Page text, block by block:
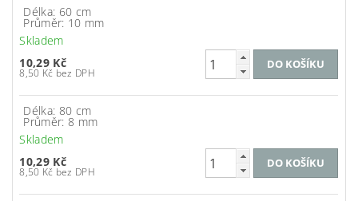
Délka: 60 cm
Průměr: 10 mm
Skladem
10,29 Kč
8,50 Kč bez DPH
Délka: 80 cm
Průměr: 8 mm
Skladem
10,29 Kč
8,50 Kč bez DPH